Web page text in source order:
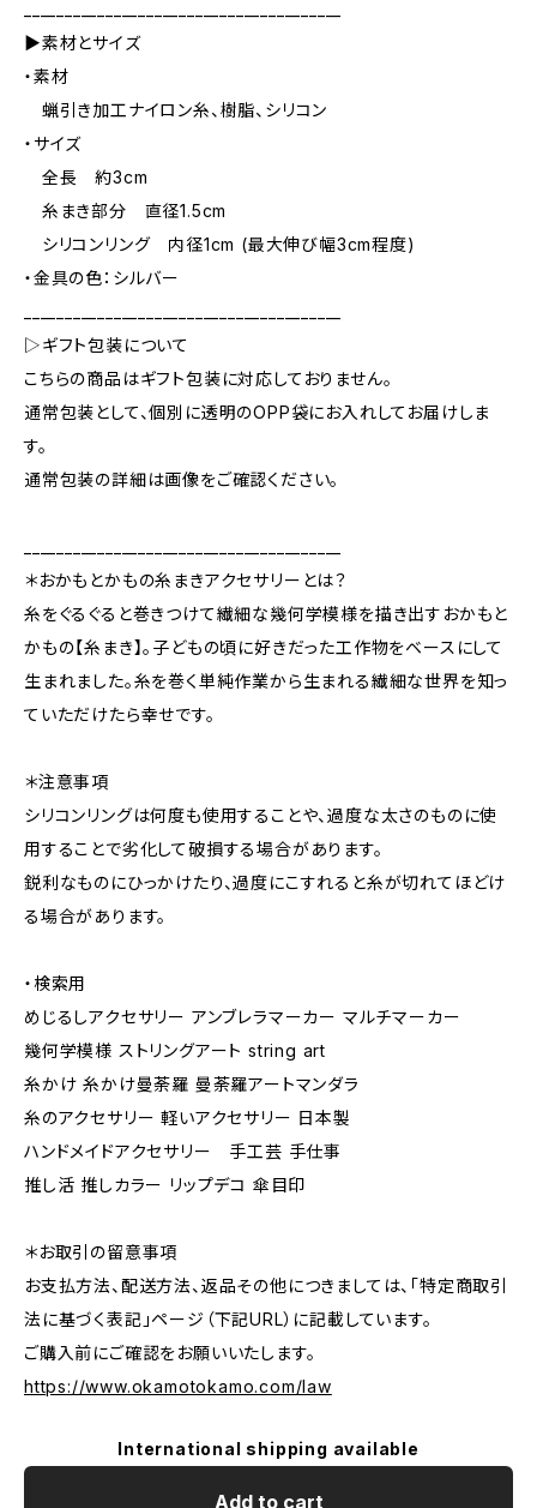
▶素材とサイズ
・素材
蝋引き加工ナイロン糸、樹脂、シリコン
・サイズ
全長 約3cm
糸まき部分 直径1.5cm
シリコンリング 内径1cm (最大伸び幅3cm程度)
・金具の色：シルバー
▷ギフト包装について
こちらの商品はギフト包装に対応しておりません。
通常包装として、個別に透明のOPP袋にお入れしてお届けしま
す。
通常包装の詳細は画像をご確認ください。
＊おかもとかもの糸まきアクセサリーとは？
糸をぐるぐると巻きつけて繊細な幾何学模様を描き出すおかもと
かもの【糸まき】。子どもの頃に好きだった工作物をベースにして
生まれました。糸を巻く単純作業から生まれる繊細な世界を知っ
ていただけたら幸せです。
＊注意事項
シリコンリングは何度も使用することや、過度な太さのものに使
用することで劣化して破損する場合があります。
鋭利なものにひっかけたり、過度にこすれると糸が切れてほどけ
る場合があります。
・検索用
めじるしアクセサリー アンブレラマーカー マルチマーカー
幾何学模様 ストリングアート string art
糸かけ 糸かけ曼荼羅 曼荼羅アートマンダラ
糸のアクセサリー 軽いアクセサリー 日本製
ハンドメイドアクセサリー 手工芸 手仕事
推し活 推しカラー リップデコ 傘目印
＊お取引の留意事項
お支払方法、配送方法、返品その他につきましては、「特定商取引
法に基づく表記」ページ（下記URL）に記載しています。
ご購入前にご確認をお願いいたします。
https://www.okamotokamo.com/law
International shipping available
Add to cart